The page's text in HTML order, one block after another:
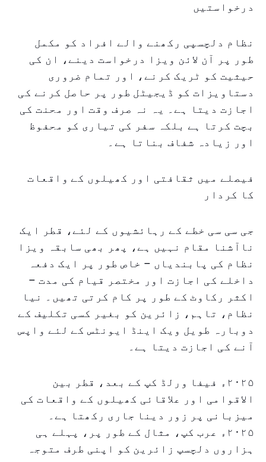
درخواستیں
نظام دلچسپی رکھنے والے افراد کو مکمل
طور پر آن لائن ویزا درخواست دینے، ان کی
حیثیت کو ٹریک کرنے، اور تمام ضروری
دستاویزات کو ڈیجیٹل طور پر حاصل کرنے کی
اجازت دیتا ہے۔ یہ نہ صرف وقت اور محنت کی
بچت کرتا ہے بلکہ سفر کی تیاری کو محفوظ
اور زیادہ شفاف بناتا ہے۔
فیصلے میں ثقافتی اور کھیلوں کے واقعات
کا کردار
جی سی سی خطے کے رہائشیوں کے لئے، قطر ایک
ناآشنا مقام نہیں ہے، پھر بھی سابقہ ویزا
نظام کی پابندیاں – خاص طور پر ایک دفعہ
داخلے کی اجازت اور مختصر قیام کی مدت –
اکثر رکاوٹ کے طور پر کام کرتی تھیں۔ نیا
نظام، تاہم، زائرین کو بغیر کسی تکلیف کے
دوبارہ طویل ویک اینڈ ایونٹس کے لئے واپس
آنے کی اجازت دیتا ہے۔
۲۰۲۵ء فیفا ورلڈ کپ کے بعد، قطر بین
الاقوامی اور علاقائی کھیلوں کے واقعات کی
میزبانی پر زور دینا جاری رکھتا ہے۔
۲۰۲۵ء عرب کپ، مثال کے طور پر، پہلے ہی
ہزاروں دلچسپ زائرین کو اپنی طرف متوجہ